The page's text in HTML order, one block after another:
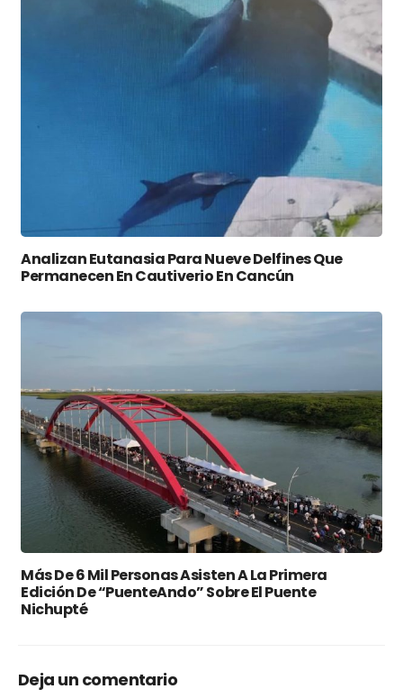
Analizan Eutanasia Para Nueve Delfines Que
Permanecen En Cautiverio En Cancún
Más De 6 Mil Personas Asisten A La Primera
Edición De “PuenteAndo” Sobre El Puente
Nichupté
Deja un comentario